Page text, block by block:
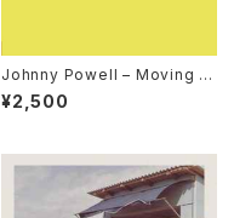
Johnny Powell – Moving O
ut / True Love "12"
¥2,500